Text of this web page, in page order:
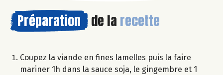
Préparation de la recette
Coupez la viande en fines lamelles puis la faire
mariner 1h dans la sauce soja, le gingembre et 1